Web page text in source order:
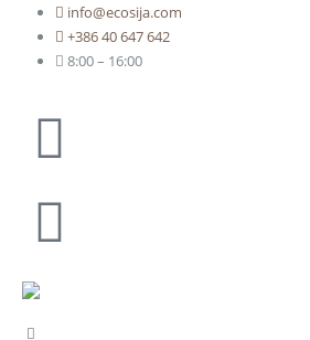
info@ecosija.com
+386 40 647 642
8:00 – 16:00